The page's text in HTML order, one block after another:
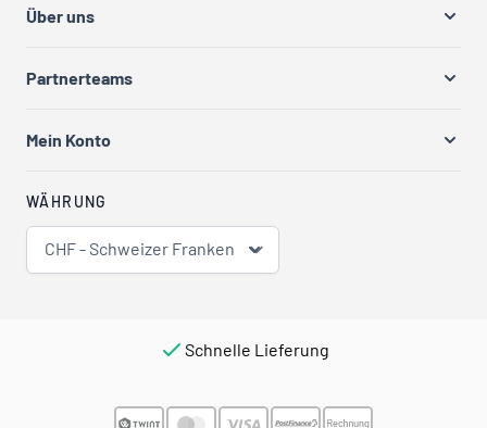
Über uns
Partnerteams
Mein Konto
WÄHRUNG
CHF - Schweizer Franken
Schnelle Lieferung